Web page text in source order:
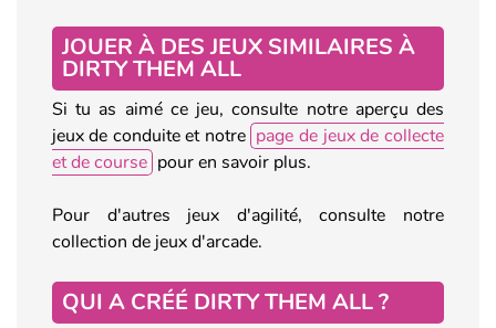
JOUER À DES JEUX SIMILAIRES À
DIRTY THEM ALL
Si tu as aimé ce jeu, consulte notre aperçu des
jeux de conduite et notre page de jeux de collecte
et de course pour en savoir plus.
Pour d'autres jeux d'agilité, consulte notre
collection de jeux d'arcade.
QUI A CRÉÉ DIRTY THEM ALL ?